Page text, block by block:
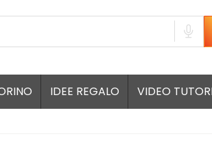
IDEE REGALO VIDEO